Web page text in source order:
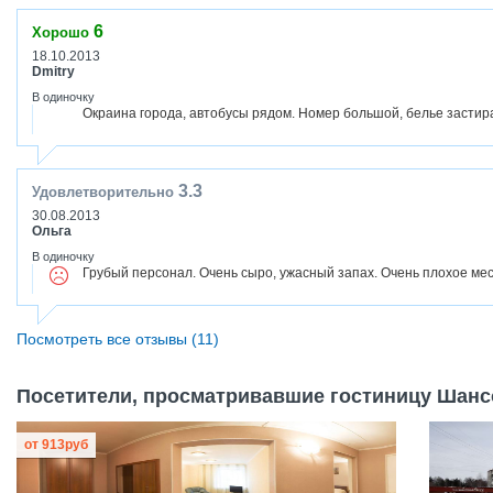
Хорошо 6
18.10.2013
Dmitry
В одиночку
Окраина города, автобусы рядом. Номер большой, белье
Удовлетворительно 3.3
30.08.2013
Ольга
В одиночку
Грубый персонал. Очень сыро, ужасный запах. Очень плохое
Посмотреть все отзывы (11)
Посетители, просматривавшие гостиницу
от 913руб